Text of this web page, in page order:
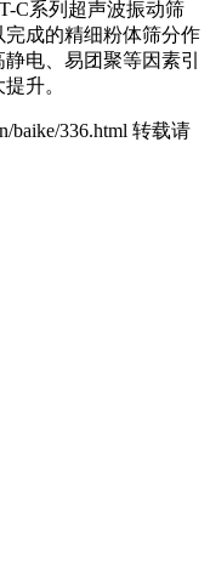
C系列超声波振动筛
成的精细粉体筛分作
电、易团聚等因素引
升。
baike/336.html 转载请